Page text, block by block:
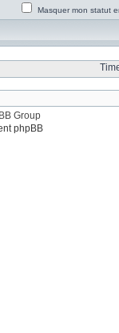
Masquer mon statut
Group
phpBB